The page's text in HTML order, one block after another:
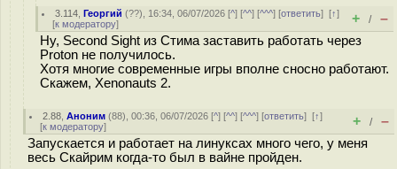
3.114 ,Георгий (??), 16:34, 06/07/2026 [^] [^^] [^^^] [ответить][↑]
[к модератору] + / –
Ну, Second Sight из Стима заставить работать через
Proton не получилось.
Хотя многие современные игры вполне сносно работают.
Скажем, Xenonauts 2.
2.88 ,Аноним (88), 00:36, 06/07/2026 [^] [^^] [^^^] [ответить][↑]
[к модератору] + / –
Запускается и работает на линуксах много чего, у меня
весь Скайрим когда-то был в вайне пройден.